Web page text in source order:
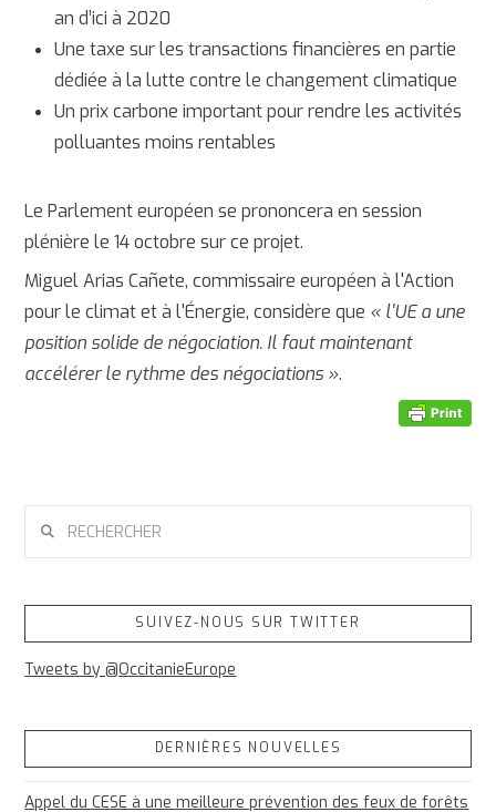
an d’ici à 2020
Une taxe sur les transactions financières en partie
dédiée à la lutte contre le changement climatique
Un prix carbone important pour rendre les activités
polluantes moins rentables
Le Parlement européen se prononcera en session
plénière le 14 octobre sur ce projet.
Miguel Arias Cañete, commissaire européen à l'Action
pour le climat et à l'Énergie, considère que « l'UE a une
position solide de négociation. Il faut maintenant
accélérer le rythme des négociations ».
SUIVEZ-NOUS SUR TWITTER
Tweets by @OccitanieEurope
DERNIÈRES NOUVELLES
Appel du CESE à une meilleure prévention des feux de forêts